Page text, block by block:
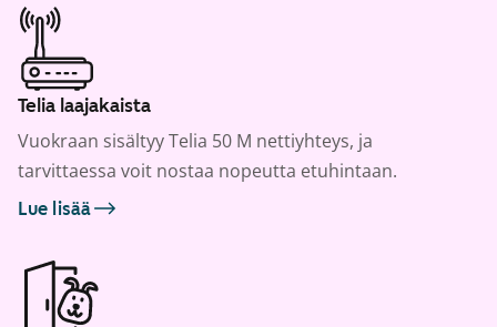
Telia laajakaista
Vuokraan sisältyy Telia 50 M nettiyhteys, ja
tarvittaessa voit nostaa nopeutta etuhintaan.
Lue lisää